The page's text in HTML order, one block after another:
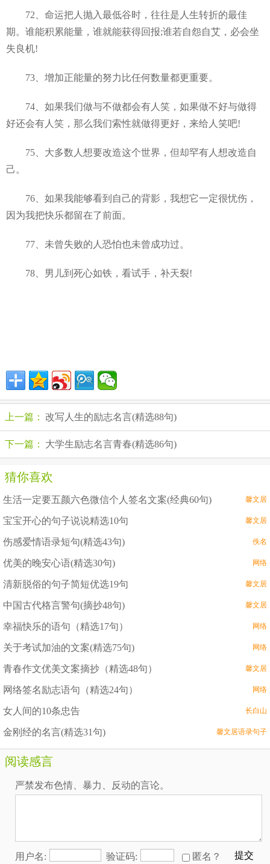
72、命运把人抛入最低谷时，往往是人生转折的最佳
期。谁能积累能量，谁就能获得回报;谁若自怨自艾，必会坐
失良机!
73、增加正能量的努力比任何数量都更重要。
74、如果我们做与不做都会有人笑，如果做不好与做得
好还会有人笑，那么我们索性就做得更好，来给人笑吧!
75、大多数人想要改造这个世界，但却罕有人想改造自
己。
76、如果我能够看到自己的背影，我想它一定很忧伤，
因为我把快乐都留在了前面。
77、未曾失败的人恐怕也未曾成功过。
78、男儿到死心如铁，看试手，补天裂!
上一篇： 改写人生的励志名言(精选88句)
下一篇： 大学生励志名言青春(精选86句)
猜你喜欢
生活一定要五颜六色微信个人签名文案(经典60句) 馨文居
宝宝开心的句子说说精选10句 馨文居
伤感爱情语录短句(精选43句) 佚名
优美的晚安心语(精选30句) 网络
清新脱俗的句子简短优选19句 馨文居
中国古代格言警句(摘抄48句) 馨文居
幸福快乐的语句（精选17句） 网络
关于考试加油的文案(精选75句) 网络
青春作文优美文案摘抄（精选48句） 馨文居
网络签名励志语句（精选24句） 网络
女人间的10条忠告 长白山
金刚经的名言(精选31句) 馨文居语录句子
阅读感言
严禁发布色情、暴力、反动的言论。
用户名: 验证码: 匿名？
提交